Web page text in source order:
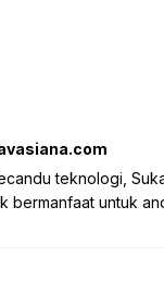
teknologi,
bermanfaat untuk